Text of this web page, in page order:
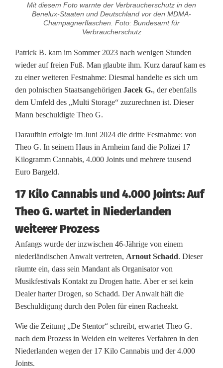
Mit diesem Foto warnte der Verbraucherschutz in den
Benelux-Staaten und Deutschland vor den MDMA-
Champagnerflaschen. Foto: Bundesamt für
Verbraucherschutz
Patrick B. kam im Sommer 2023 nach wenigen Stunden
wieder auf freien Fuß. Man glaubte ihm. Kurz darauf kam es
zu einer weiteren Festnahme: Diesmal handelte es sich um
den polnischen Staatsangehörigen Jacek G., der ebenfalls
dem Umfeld des „Multi Storage“ zuzurechnen ist. Dieser
Mann beschuldigte Theo G.
Daraufhin erfolgte im Juni 2024 die dritte Festnahme: von
Theo G. In seinem Haus in Arnheim fand die Polizei 17
Kilogramm Cannabis, 4.000 Joints und mehrere tausend
Euro Bargeld.
17 Kilo Cannabis und 4.000 Joints: Auf
Theo G. wartet in Niederlanden
weiterer Prozess
Anfangs wurde der inzwischen 46-Jährige von einem
niederländischen Anwalt vertreten, Arnout Schadd. Dieser
räumte ein, dass sein Mandant als Organisator von
Musikfestivals Kontakt zu Drogen hatte. Aber er sei kein
Dealer harter Drogen, so Schadd. Der Anwalt hält die
Beschuldigung durch den Polen für einen Racheakt.
Wie die Zeitung „De Stentor“ schreibt, erwartet Theo G.
nach dem Prozess in Weiden ein weiteres Verfahren in den
Niederlanden wegen der 17 Kilo Cannabis und der 4.000
Joints.